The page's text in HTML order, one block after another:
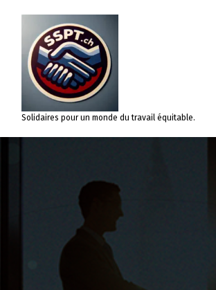
contenu
Solidaires pour un monde du travail équitable.